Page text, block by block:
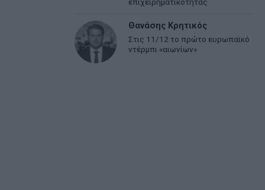
Θανάσης Κρητικός
Στις 11/12 το πρώτο ευρωπαϊκό
ντέρμπι «αιωνίων»